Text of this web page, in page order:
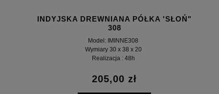
INDYJSKA DREWNIANA PÓŁKA 'SŁOŃ"
308
Model: IMINNE308
Wymiary 30 x 38 x 20
Realizacja : 48h
205,00 zł